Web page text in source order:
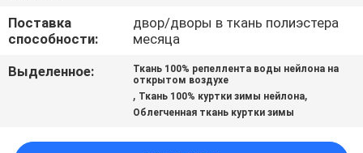
COMPANY
NEWS
Поставка
способности:
двор/дворы в ткань полиэстера
месяца
Выделенное:
Ткань 100% репеллента воды нейлона на
открытом воздухе
, Ткань 100% куртки зимы нейлона,
Облегченная ткань куртки зимы